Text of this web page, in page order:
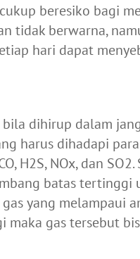
beresiko bagi
tidak berwarna,
hari dapat
dihirup dalam
harus dihadapi
H2S, NOx, dan
batas tertinggi
yang melampaui
maka gas tersebut